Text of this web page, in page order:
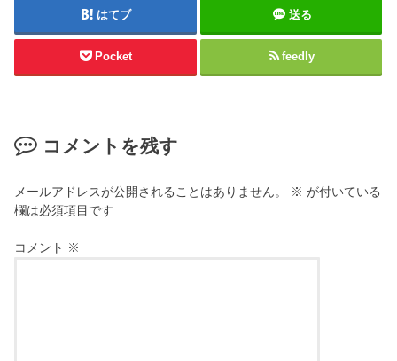
はてブ 送る
Pocket feedly
コメントを残す
メールアドレスが公開されることはありません。 ※ が付いている
欄は必須項目です
コメント ※